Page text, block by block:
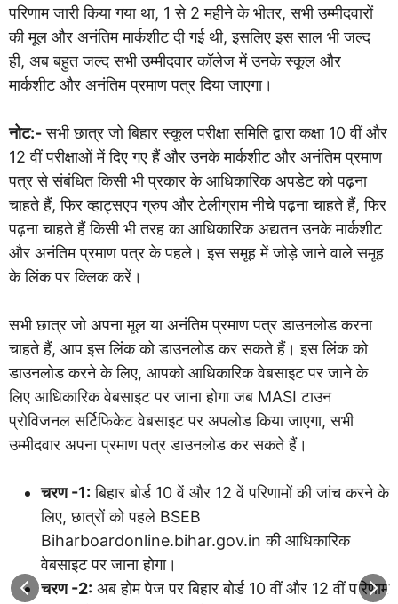
परिणाम जारी किया गया था, 1 से 2 महीने के भीतर, सभी उम्मीदवारों
की मूल और अनंतिम मार्कशीट दी गई थी, इसलिए इस साल भी जल्द
ही, अब बहुत जल्द सभी उम्मीदवार कॉलेज में उनके स्कूल और
मार्कशीट और अनंतिम प्रमाण पत्र दिया जाएगा।
नोट:-सभी छात्र जो बिहार स्कूल परीक्षा समिति द्वारा कक्षा 10 वीं और
12 वीं परीक्षाओं में दिए गए हैं और उनके मार्कशीट और अनंतिम प्रमाण
पत्र से संबंधित किसी भी प्रकार के आधिकारिक अपडेट को पढ़ना
चाहते हैं, फिर व्हाट्सएप ग्रुप और टेलीग्राम नीचे पढ़ना चाहते हैं, फिर
पढ़ना चाहते हैं किसी भी तरह का आधिकारिक अद्यतन उनके मार्कशीट
और अनंतिम प्रमाण पत्र के पहले। इस समूह में जोड़े जाने वाले समूह
के लिंक पर क्लिक करें।
सभी छात्र जो अपना मूल या अनंतिम प्रमाण पत्र डाउनलोड करना
चाहते हैं, आप इस लिंक को डाउनलोड कर सकते हैं। इस लिंक को
डाउनलोड करने के लिए, आपको आधिकारिक वेबसाइट पर जाने के
लिए आधिकारिक वेबसाइट पर जाना होगा जब MASI टाउन
प्रोविजनल सर्टिफिकेट वेबसाइट पर अपलोड किया जाएगा, सभी
उम्मीदवार अपना प्रमाण पत्र डाउनलोड कर सकते हैं।
चरण -1: बिहार बोर्ड 10 वें और 12 वें परिणामों की जांच करने के
लिए, छात्रों को पहले BSEB
Biharboardonline.bihar.gov.in की आधिकारिक
वेबसाइट पर जाना होगा।
चरण -2: अब होम पेज पर बिहार बोर्ड 10 वीं और 12 वीं परिणाम